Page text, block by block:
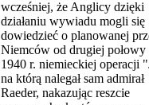
wcześniej, że Anglicy dzięki
działaniu wywiadu mogli się
dowiedzieć o planowanej
Niemców od drugiej połowy
1940 r. niemieckiej operacji
na którą nalegał sam admirał
Raeder, nakazując reszcie